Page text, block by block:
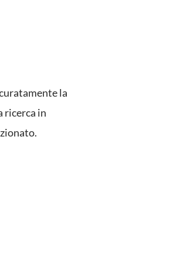
la
ricerca in